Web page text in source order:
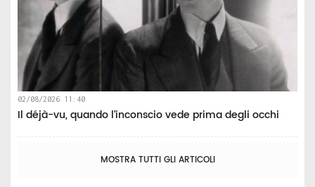
02/08/2026 11:40
Il déjà-vu, quando l’inconscio vede prima degli occhi
MOSTRA TUTTI GLI ARTICOLI